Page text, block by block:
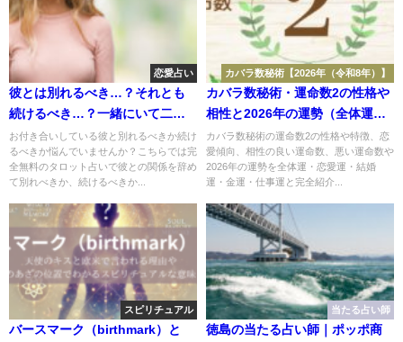
恋愛占い
彼とは別れるべき…？それとも
続けるべき…？一緒にいて二人
は幸せになれるの…？【完全無
料タロット占い】
お付き合いしている彼と別れるべきか続け
るべきか悩んでいませんか？こちらでは完
全無料のタロット占いで彼との関係を辞め
て別れべきか、続けるべきか...
カバラ数秘術【2026年（令和8年）】
カバラ数秘術・運命数2の性格や
相性と2026年の運勢（全体運・
恋愛運・結婚運・金運・仕事
運）
カバラ数秘術の運命数2の性格や特徴、恋
愛傾向、相性の良い運命数、悪い運命数や
2026年の運勢を全体運・恋愛運・結婚
運・金運・仕事運と完全紹介...
スピリチュアル
バースマーク（birthmark）と
当たる占い師
徳島の当たる占い師｜ポッポ商